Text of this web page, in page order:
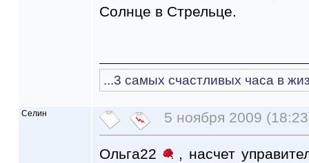
Солнце в Стрельце.
...3 самых счастливых часа в
Селин 5 ноября 2009
Ольга22
, насчет